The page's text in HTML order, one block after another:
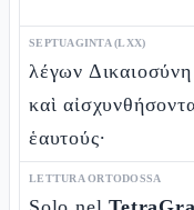
SEPTUAGINTA (LXX)
λέγων
καὶ
ἑαυτούς·
LETTURA ORTODOSSA